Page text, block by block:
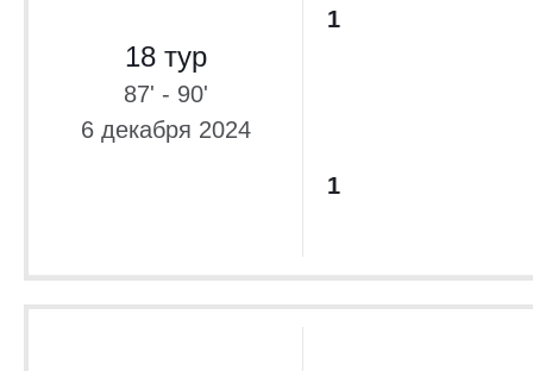
18 тур
87' - 90'
6 декабря 2024
1
1